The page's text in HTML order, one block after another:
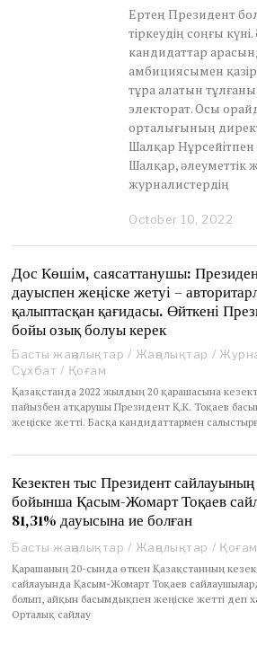
Ертең Президент
тіркеудің соңғы
кандидаттар
амбициясымен
тұра алатын
электорат. Осы
орталығының
Шалқар Нұрсейітпен
Шалқар, әлеуметтік
журналистердің
October 10, 2022
t
b
e
r
,
0
2
2
Дос Көшім, саясаттанушы:
дауыспен жеңіске жетуі –
қалыптасқан қағидасы. Өйткені
бойы озық болуы керек
Басты жаңалықтар / Жаңалықтар /
Сұхбат / Қоғам
Қазақстанда 2022 жылдың 20 қарашасына
пайызбен атқарушы Президент Қ.К. Тоқаев
жеңіске жетті. Басқа кандидаттармен
Кезектен тыс Президент
бойынша Қасым-Жомарт Тоқаев
81,31% дауысына ие болған
Басты жаңалықтар / Жаңалықтар / Қоғам
Қарашаның 20-сында өткен Қазақстанның
сайлауында Қасым-Жомарт Тоқаев
болып, айқын басымдықпен жеңіске жетті деп
Орталық сайлау